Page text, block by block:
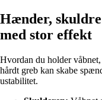
Hænder,
med stor effekt
Hvordan du holder
hårdt greb kan skabe
ustabilitet.